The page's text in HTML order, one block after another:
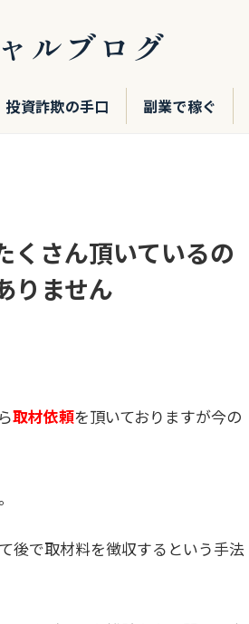
ルブログ
投資詐欺の手口 副業で稼ぐ
くさん頂いているの
りません
取材依頼を頂いておりますが今の
後で取材料を徴収するという手法